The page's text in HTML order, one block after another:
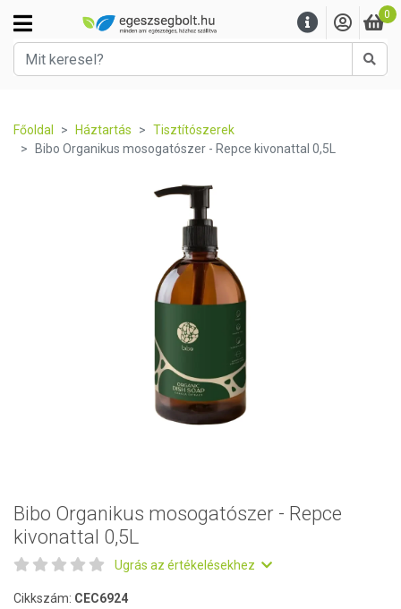
0
Főoldal Háztartás
Tisztítószerek
Bibo Organikus mosogatószer - Repce kivonattal 0,5L
Bibo Organikus mosogatószer - Repce
kivonattal 0,5L
Ugrás az értékelésekhez
Cikkszám: CEC6924